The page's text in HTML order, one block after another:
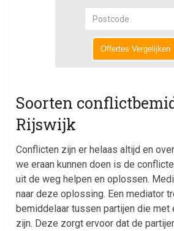
Offertes Vergelijken
Soorten
Rijswijk
Conflicten zijn er helaas altijd en
we eraan kunnen doen is de
uit de weg helpen en oplossen.
naar deze oplossing. Een mediator
bemiddelaar tussen partijen die met
zijn. Deze zorgt ervoor dat de